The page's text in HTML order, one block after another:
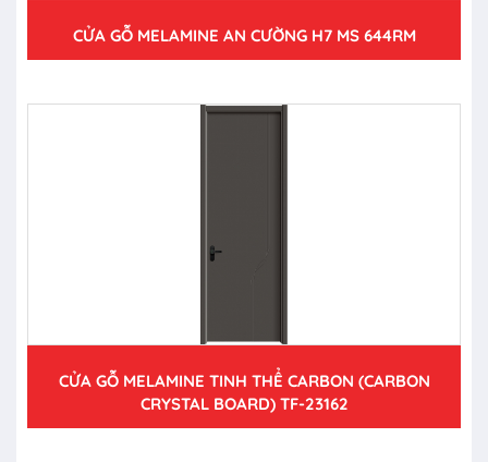
CỬA GỖ MELAMINE AN CƯỜNG H7 MS 644RM
CỬA GỖ MELAMINE TINH THỂ CARBON (CARBON
CRYSTAL BOARD) TF-23162